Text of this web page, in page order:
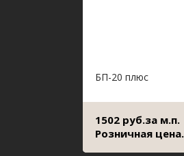
БП-20 плюс
1502 руб.за м.п.
Розничная цена.